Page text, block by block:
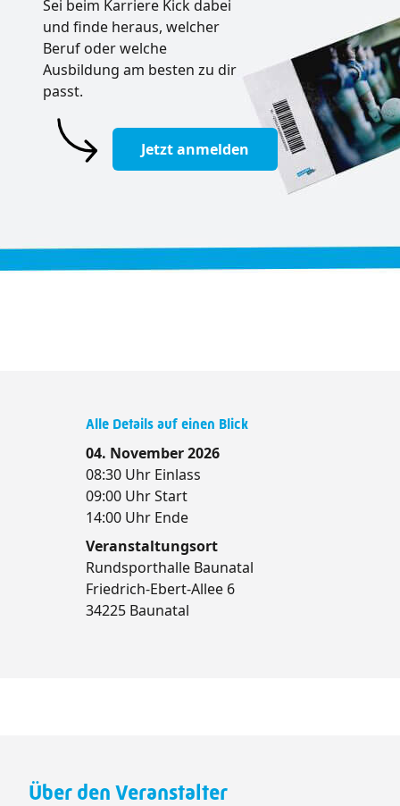
Sei beim Karriere Kick dabei
und finde heraus, welcher
Beruf oder welche
Ausbildung am besten zu dir
passt.
Jetzt anmelden
Alle Details auf einen Blick
04. November 2026
08:30 Uhr Einlass
09:00 Uhr Start
14:00 Uhr Ende
Veranstaltungsort
Rundsporthalle Baunatal
Friedrich-Ebert-Allee 6
34225 Baunatal
Über den Veranstalter